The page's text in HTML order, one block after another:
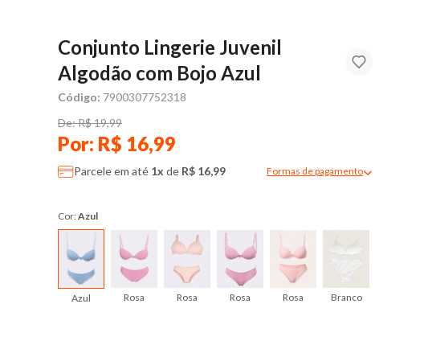
Conjunto Lingerie Juvenil
Algodão com Bojo Azul
Código: 7900307752318
De: R$ 19,99
Por: R$ 16,99
Parcele em até 1x de R$ 16,99 Formas de pagamento
Cor:Azul
Azul Rosa Rosa Rosa Rosa Branco